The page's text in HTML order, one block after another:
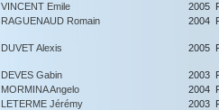
VINCENT Emile 2005
RAGUENAUD Romain 2004
DUVET Alexis 2005
DEVES Gabin 2003
MORMINA Angelo 2004
LETERME Jérémy 2003